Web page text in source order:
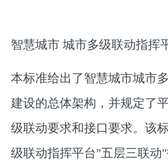
智慧城市 城市多级联动指挥
本标准给出了智慧城市城市
建设的总体架构，并规定了
级联动要求和接口要求。该
级联动指挥平台"五层三联动